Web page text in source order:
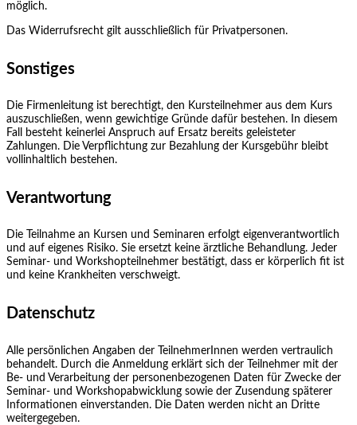
möglich.
Das Widerrufsrecht gilt ausschließlich für Privatpersonen.
Sonstiges
Die Firmenleitung ist berechtigt, den Kursteilnehmer aus dem Kurs
auszuschließen, wenn gewichtige Gründe dafür bestehen. In diesem
Fall besteht keinerlei Anspruch auf Ersatz bereits geleisteter
Zahlungen. Die Verpflichtung zur Bezahlung der Kursgebühr bleibt
vollinhaltlich bestehen.
Verantwortung
Die Teilnahme an Kursen und Seminaren erfolgt eigenverantwortlich
und auf eigenes Risiko. Sie ersetzt keine ärztliche Behandlung. Jeder
Seminar- und Workshopteilnehmer bestätigt, dass er körperlich fit ist
und keine Krankheiten verschweigt.
Datenschutz
Alle persönlichen Angaben der TeilnehmerInnen werden vertraulich
behandelt. Durch die Anmeldung erklärt sich der Teilnehmer mit der
Be- und Verarbeitung der personenbezogenen Daten für Zwecke der
Seminar- und Workshopabwicklung sowie der Zusendung späterer
Informationen einverstanden. Die Daten werden nicht an Dritte
weitergegeben.